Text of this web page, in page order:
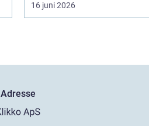
16 juni 2026
Adresse